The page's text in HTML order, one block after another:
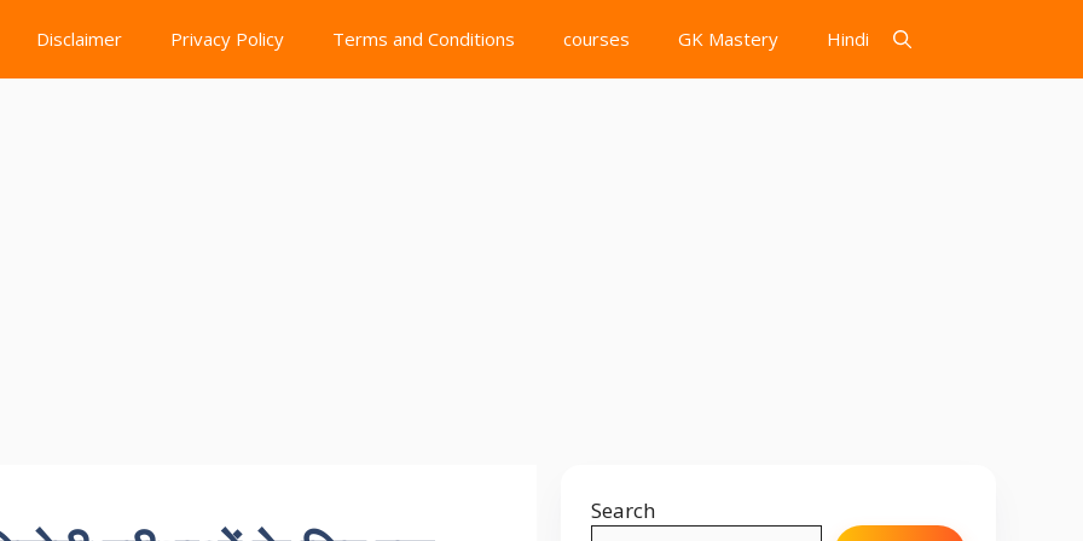
Disclaimer Privacy Policy Terms and Conditions courses GK Mastery Hindi
Search